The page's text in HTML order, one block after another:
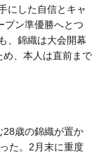
にした自信とキャ
プン準優勝へとつ
、錦織は大会開幕
、本人は直前まで
28歳の錦織が置か
た。2月末に重度